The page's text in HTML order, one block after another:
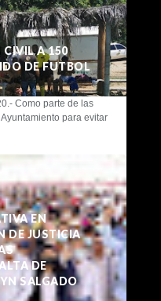
CIVIL A 150
DE FUTBOL
Como parte de las
para evitar
EN
DE JUSTICIA
DE
SALGADO